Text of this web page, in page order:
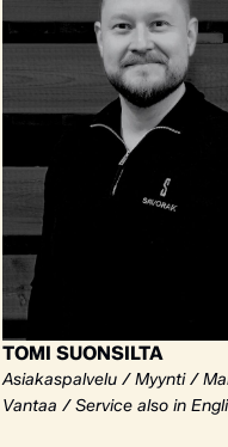
TOMI SUONSILTA
Asiakaspalvelu / Myynti /
Vantaa / Service also in